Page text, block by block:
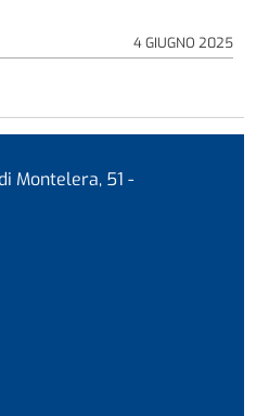
4 GIUGNO 2025
Montelera, 51 -